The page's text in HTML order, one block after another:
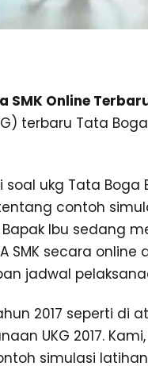
SMK Online
terbaru Tata Boga
ukg Tata Boga
contoh
Ibu sedang
SMK secara online
jadwal
2017 seperti di
UKG 2017. Kami,
simulasi latihan